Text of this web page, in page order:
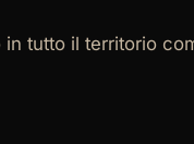
in tutto il territorio